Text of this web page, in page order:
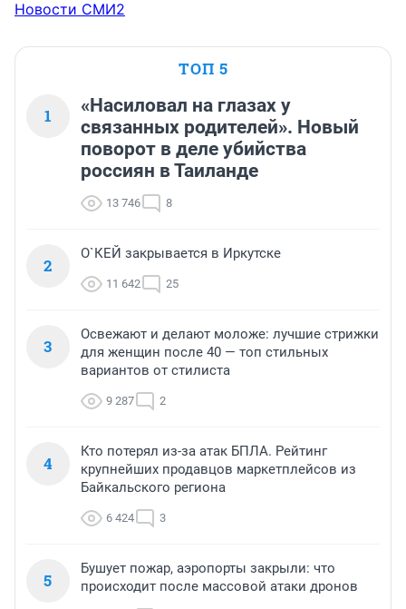
Новости СМИ2
ТОП 5
1
«Насиловал на глазах у
связанных родителей». Новый
поворот в деле убийства
россиян в Таиланде
13 746 8
2
О`КЕЙ закрывается в Иркутске
11 642 25
3
Освежают и делают моложе: лучшие стрижки
для женщин после 40 — топ стильных
вариантов от стилиста
9 287 2
4
Кто потерял из-за атак БПЛА. Рейтинг
крупнейших продавцов маркетплейсов из
Байкальского региона
6 424 3
5
Бушует пожар, аэропорты закрыли: что
происходит после массовой атаки дронов